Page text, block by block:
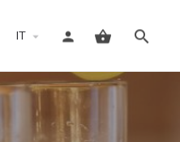
IT
Accedi